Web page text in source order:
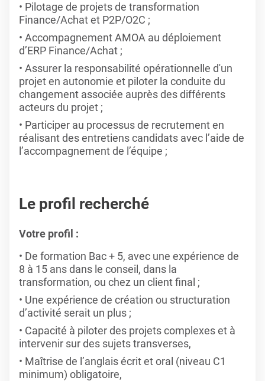
Pilotage de projets de transformation
Finance/Achat et P2P/O2C ;
Accompagnement AMOA au déploiement
d’ERP Finance/Achat ;
Assurer la responsabilité opérationnelle d'un
projet en autonomie et piloter la conduite du
changement associée auprès des différents
acteurs du projet ;
Participer au processus de recrutement en
réalisant des entretiens candidats avec l’aide de
l’accompagnement de l’équipe ;
Le profil recherché
Votre profil :
De formation Bac + 5, avec une expérience de
8 à 15 ans dans le conseil, dans la
transformation, ou chez un client final ;
Une expérience de création ou structuration
d’activité serait un plus ;
Capacité à piloter des projets complexes et à
intervenir sur des sujets transverses,
Maîtrise de l’anglais écrit et oral (niveau C1
minimum) obligatoire,